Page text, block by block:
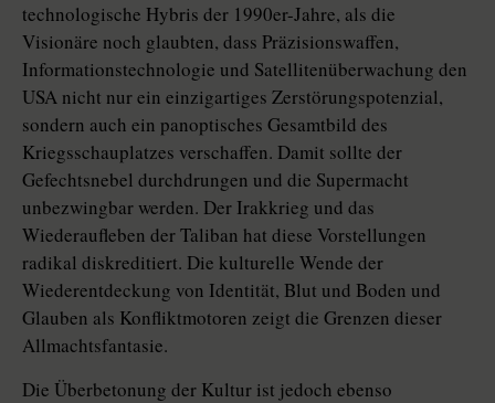
technologische Hybris der 1990er-Jahre, als die
Visionäre noch glaubten, dass Präzisionswaffen,
Informationstechnologie und Satellitenüberwachung den
USA nicht nur ein einzigartiges Zerstörungspotenzial,
sondern auch ein panoptisches Gesamtbild des
Kriegsschauplatzes verschaffen. Damit sollte der
Gefechtsnebel durchdrungen und die Supermacht
unbezwingbar werden. Der Irakkrieg und das
Wiederaufleben der Taliban hat diese Vorstellungen
radikal diskreditiert. Die kulturelle Wende der
Wiederentdeckung von Identität, Blut und Boden und
Glauben als Konfliktmotoren zeigt die Grenzen dieser
Allmachtsfantasie.
Die Überbetonung der Kultur ist jedoch ebenso